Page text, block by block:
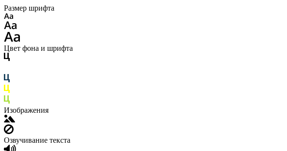
Размер шрифта
Цвет фона и шрифта
Изображения
Озвучивание текста